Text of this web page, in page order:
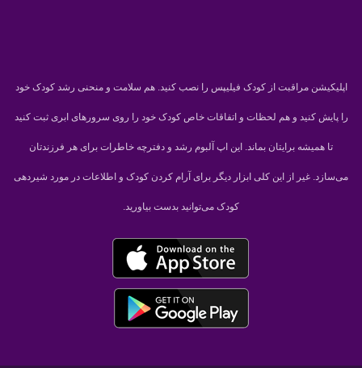
اپلیکیشن مراقبت از کودک فیلیپس را نصب کنید. هم سلامت و منحنی رشد کودک خود
را پایش کنید و هم لحظات و اتفاقات خاص کودک خود را روی سرورهای ابری ثبت کنید
تا همیشه برایتان بماند. این اپ آلبوم رشد و دفترچه خاطرات برای هر فرزندتان
می‌سازد. غیر از این کلی ابزار دیگر برای آرام کردن کودک و اطلاعات در مورد شیردهی
کودک می‌توانید بدست بیاورید.